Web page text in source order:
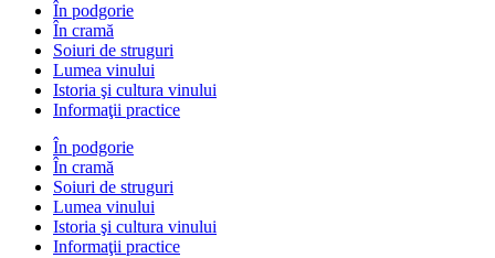
În podgorie
În cramă
Soiuri de struguri
Lumea vinului
Istoria şi cultura vinului
Informaţii practice
În podgorie
În cramă
Soiuri de struguri
Lumea vinului
Istoria şi cultura vinului
Informaţii practice